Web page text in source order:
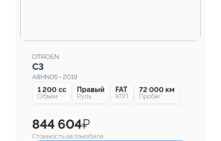
CITROEN
C3
A8HN05 • 2019
1 200 cc
Объем
Правый
Руль
FAT
КПП
72 000 км
Пробег
844 604₽
Стоимость автомобиля